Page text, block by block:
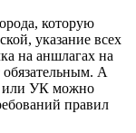
которую
указание всех
на аншлагах на
А
или УК можно
правил